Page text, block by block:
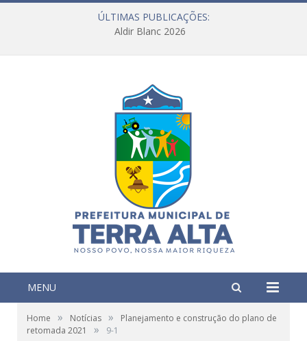
ÚLTIMAS PUBLICAÇÕES:
Aldir Blanc 2026
MENU
Home » Notícias »
Planejamento e construção do plano de
retomada 2021
» 9-1